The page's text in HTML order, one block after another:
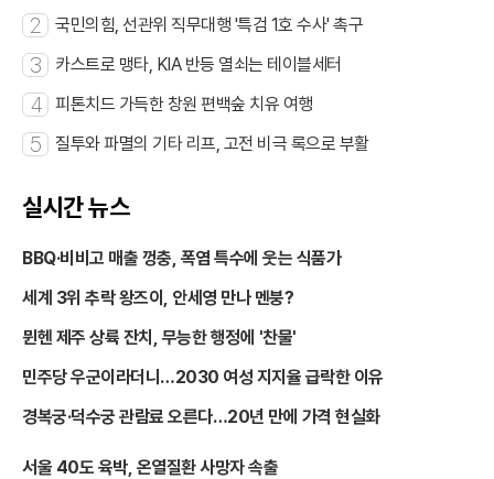
2 국민의힘, 선관위 직무대행 '특검 1호 수사' 촉구
3 카스트로 맹타, KIA 반등 열쇠는 테이블세터
4 피톤치드 가득한 창원 편백숲 치유 여행
5 질투와 파멸의 기타 리프, 고전 비극 록으로 부활
실시간 뉴스
BBQ·비비고 매출 껑충, 폭염 특수에 웃는 식품가
세계 3위 추락 왕즈이, 안세영 만나 멘붕?
뮌헨 제주 상륙 잔치, 무능한 행정에 '찬물'
민주당 우군이라더니…2030 여성 지지율 급락한 이유
경복궁·덕수궁 관람료 오른다…20년 만에 가격 현실화
서울 40도 육박, 온열질환 사망자 속출